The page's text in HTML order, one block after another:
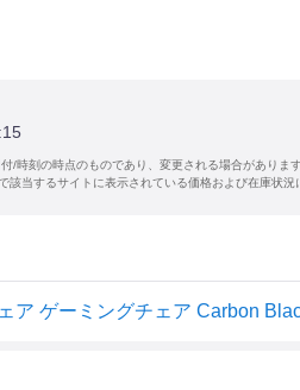
/時刻の時点のものであり、変更される場合がありま
該当するサイトに表示されている価格および在庫状